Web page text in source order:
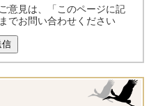
意見は、「このページに記
でお問い合わせください
信